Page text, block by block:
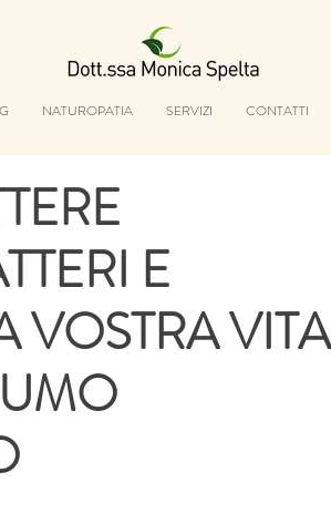
NATUROPATIA SERVIZI CONTATTI
E
VOSTRA VITA